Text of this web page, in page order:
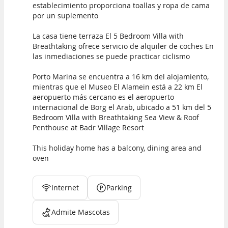
establecimiento proporciona toallas y ropa de cama
por un suplemento
La casa tiene terraza El 5 Bedroom Villa with
Breathtaking ofrece servicio de alquiler de coches En
las inmediaciones se puede practicar ciclismo
Porto Marina se encuentra a 16 km del alojamiento,
mientras que el Museo El Alamein está a 22 km El
aeropuerto más cercano es el aeropuerto
internacional de Borg el Arab, ubicado a 51 km del 5
Bedroom Villa with Breathtaking Sea View & Roof
Penthouse at Badr Village Resort
This holiday home has a balcony, dining area and
oven
Internet Parking
Admite Mascotas